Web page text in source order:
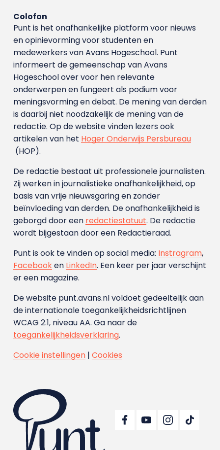
Colofon
Punt is het onafhankelijke platform voor nieuws
en opinievorming voor studenten en
medewerkers van Avans Hoge­school. Punt
informeert de gemeenschap van Avans
Hogeschool over voor hen relevante
onderwerpen en fungeert als podium voor
meningsvorming en debat. De mening van derden
is daarbij niet noodzakelijk de mening van de
redactie. Op de website vinden lezers ook
artikelen van het Hoger Onderwijs Persbureau
(HOP).
De redactie bestaat uit professionele journalisten.
Zij werken in journalistieke onafhankelijkheid, op
basis van vrije nieuwsgaring en zonder
beïnvloeding van derden. De onafhankelijkheid is
geborgd door een redactiestatuut. De redactie
wordt bijgestaan door een Redactieraad.
Punt is ook te vinden op social media: Instragram,
Facebooken LinkedIn. Een keer per jaar verschijnt
er een magazine.
De website punt.avans.nl voldoet gedeeltelijk aan
de internationale toegankelijkheidsrichtlijnen
WCAG 2.1, niveau AA. Ga naar de
toegankelijkheidsverklaring.
Cookie instellingen| Cookies